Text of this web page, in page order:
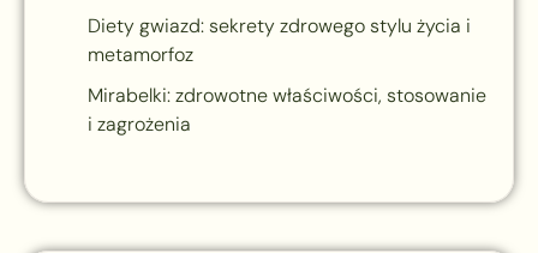
Diety gwiazd: sekrety zdrowego stylu życia i
metamorfoz
Mirabelki: zdrowotne właściwości, stosowanie
i zagrożenia